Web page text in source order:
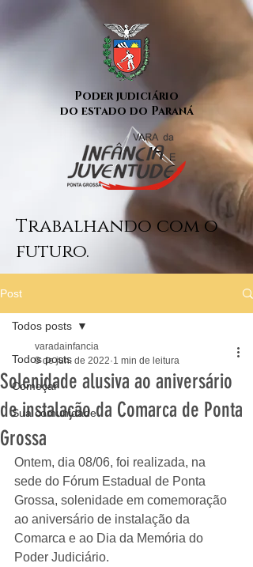
Poder judiciário
do estado do Paraná
Trabalhando com o
futuro.
Post
Todos posts
Começar
Sua comunidade
Todos posts
Solenidade alusiva ao aniversário
de instalação da Comarca de Ponta
Grossa
varadainfancia
9 de jun. de 2022 1 min de leitura
Ontem, dia 08/06, foi realizada, na
sede do Fórum Estadual de Ponta
Grossa, solenidade em comemoração
ao aniversário de instalação da
Comarca e ao Dia da Memória do
Poder Judiciário.